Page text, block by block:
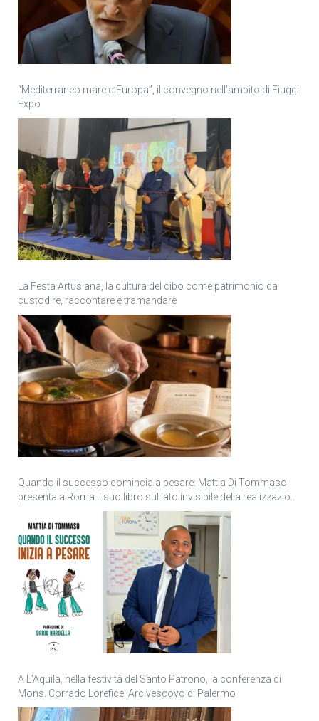
“Mediterraneo mare d’Europa”, il convegno nell’ambito di Fiuggi
Expo
La Festa Artusiana, la cultura del cibo come patrimonio da
custodire, raccontare e tramandare
Quando il successo comincia a pesare: Mattia Di Tommaso
presenta a Roma il suo libro sul lato invisibile della realizzazione
A L’Aquila, nella festività del Santo Patrono, la conferenza di
Mons. Corrado Lorefice, Arcivescovo di Palermo